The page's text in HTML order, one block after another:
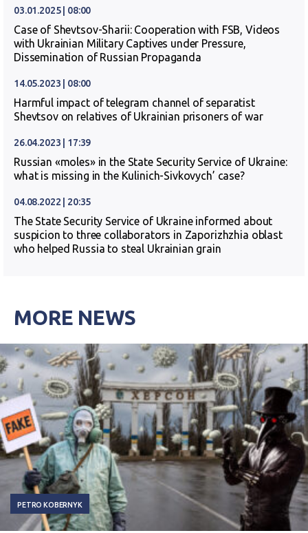
03.01.2025 | 08:00
Case of Shevtsov-Sharii: Cooperation with FSB, Videos
with Ukrainian Military Captives under Pressure,
Dissemination of Russian Propaganda
14.05.2023 | 08:00
Harmful impact of telegram channel of separatist
Shevtsov on relatives of Ukrainian prisoners of war
26.04.2023 | 17:39
Russian «moles» in the State Security Service of Ukraine:
what is missing in the Kulinich-Sivkovych’ case?
04.08.2022 | 20:35
The State Security Service of Ukraine informed about
suspicion to three collaborators in Zaporizhzhia oblast
who helped Russia to steal Ukrainian grain
MORE NEWS
PETRO KOBERNYK